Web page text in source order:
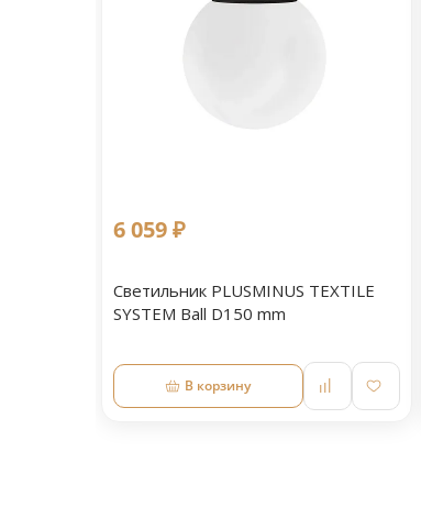
6 059 ₽
Светильник PLUSMINUS TEXTILE
SYSTEM Ball D150 mm
В корзину